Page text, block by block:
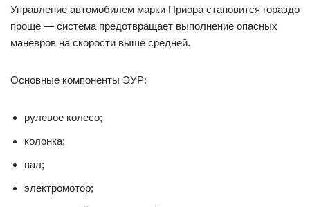
Управление автомобилем марки Приора становится гораздо
проще — система предотвращает выполнение опасных
маневров на скорости выше средней.
Основные компоненты ЭУР:
рулевое колесо;
колонка;
вал;
электромотор;